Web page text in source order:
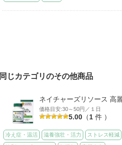
同じカテゴリのその他商品
ネイチャーズリソース 高
価格目安:30～50円／１日
5.00（1件 ）
冷え症・温活 滋養強壮・活力 ストレス軽減